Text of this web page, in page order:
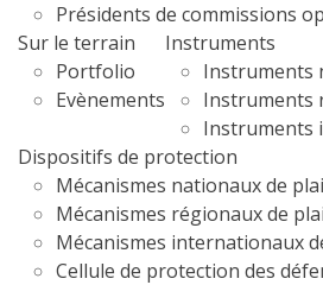
Présidents de commissions
Sur le terrain
Portfolio
Evènements
Instruments
Instruments
Instruments
Instruments
Dispositifs de protection
Mécanismes nationaux de
Mécanismes régionaux de
Mécanismes internationaux
Cellule de protection des